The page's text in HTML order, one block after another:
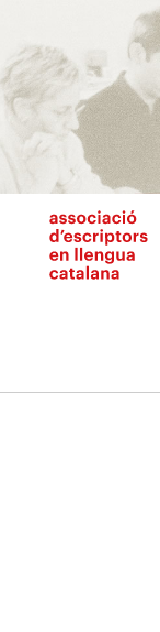
contingut